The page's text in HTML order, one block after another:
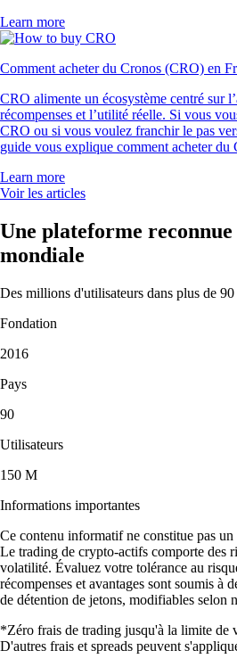
Learn more
Comment acheter du Cronos (CRO) en
CRO alimente un écosystème centré sur
récompenses et l’utilité réelle. Si vous
CRO ou si vous voulez franchir le pas
guide vous explique comment acheter du
Learn more
Voir les articles
Une plateforme
mondiale
Des millions d'utilisateurs dans plus de 90
Fondation
2016
Pays
90
Utilisateurs
150 M
Informations importantes
Ce contenu informatif ne constitue pas un
Le trading de crypto-actifs comporte des
volatilité. Évaluez votre tolérance au
récompenses et avantages sont soumis à
de détention de jetons, modifiables selon
*Zéro frais de trading jusqu'à la limite de
D'autres frais et spreads peuvent